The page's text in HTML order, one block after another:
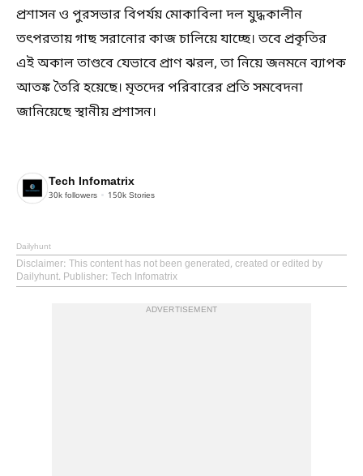
প্রশাসন ও পুরসভার বিপর্যয় মোকাবিলা দল যুদ্ধকালীন
তৎপরতায় গাছ সরানোর কাজ চালিয়ে যাচ্ছে। তবে প্রকৃতির
এই অকাল তাণ্ডবে যেভাবে প্রাণ ঝরল, তা নিয়ে জনমনে ব্যাপক
আতঙ্ক তৈরি হয়েছে। মৃতদের পরিবারের প্রতি সমবেদনা
জানিয়েছে স্থানীয় প্রশাসন।
Tech Infomatrix
30k followers 150k Stories
Dailyhunt
Disclaimer: This content has not been generated, created or edited by
Dailyhunt. Publisher: Tech Infomatrix
ADVERTISEMENT